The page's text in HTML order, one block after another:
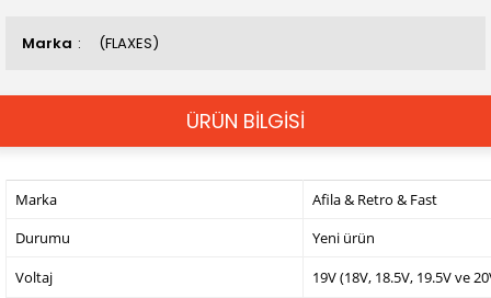
Marka (FLAXES)
ÜRÜN BİLGİSİ
Marka
Afila & Retro & Fast
Durumu
Yeni ürün
Voltaj
19V (18V, 18.5V, 19.5V ve